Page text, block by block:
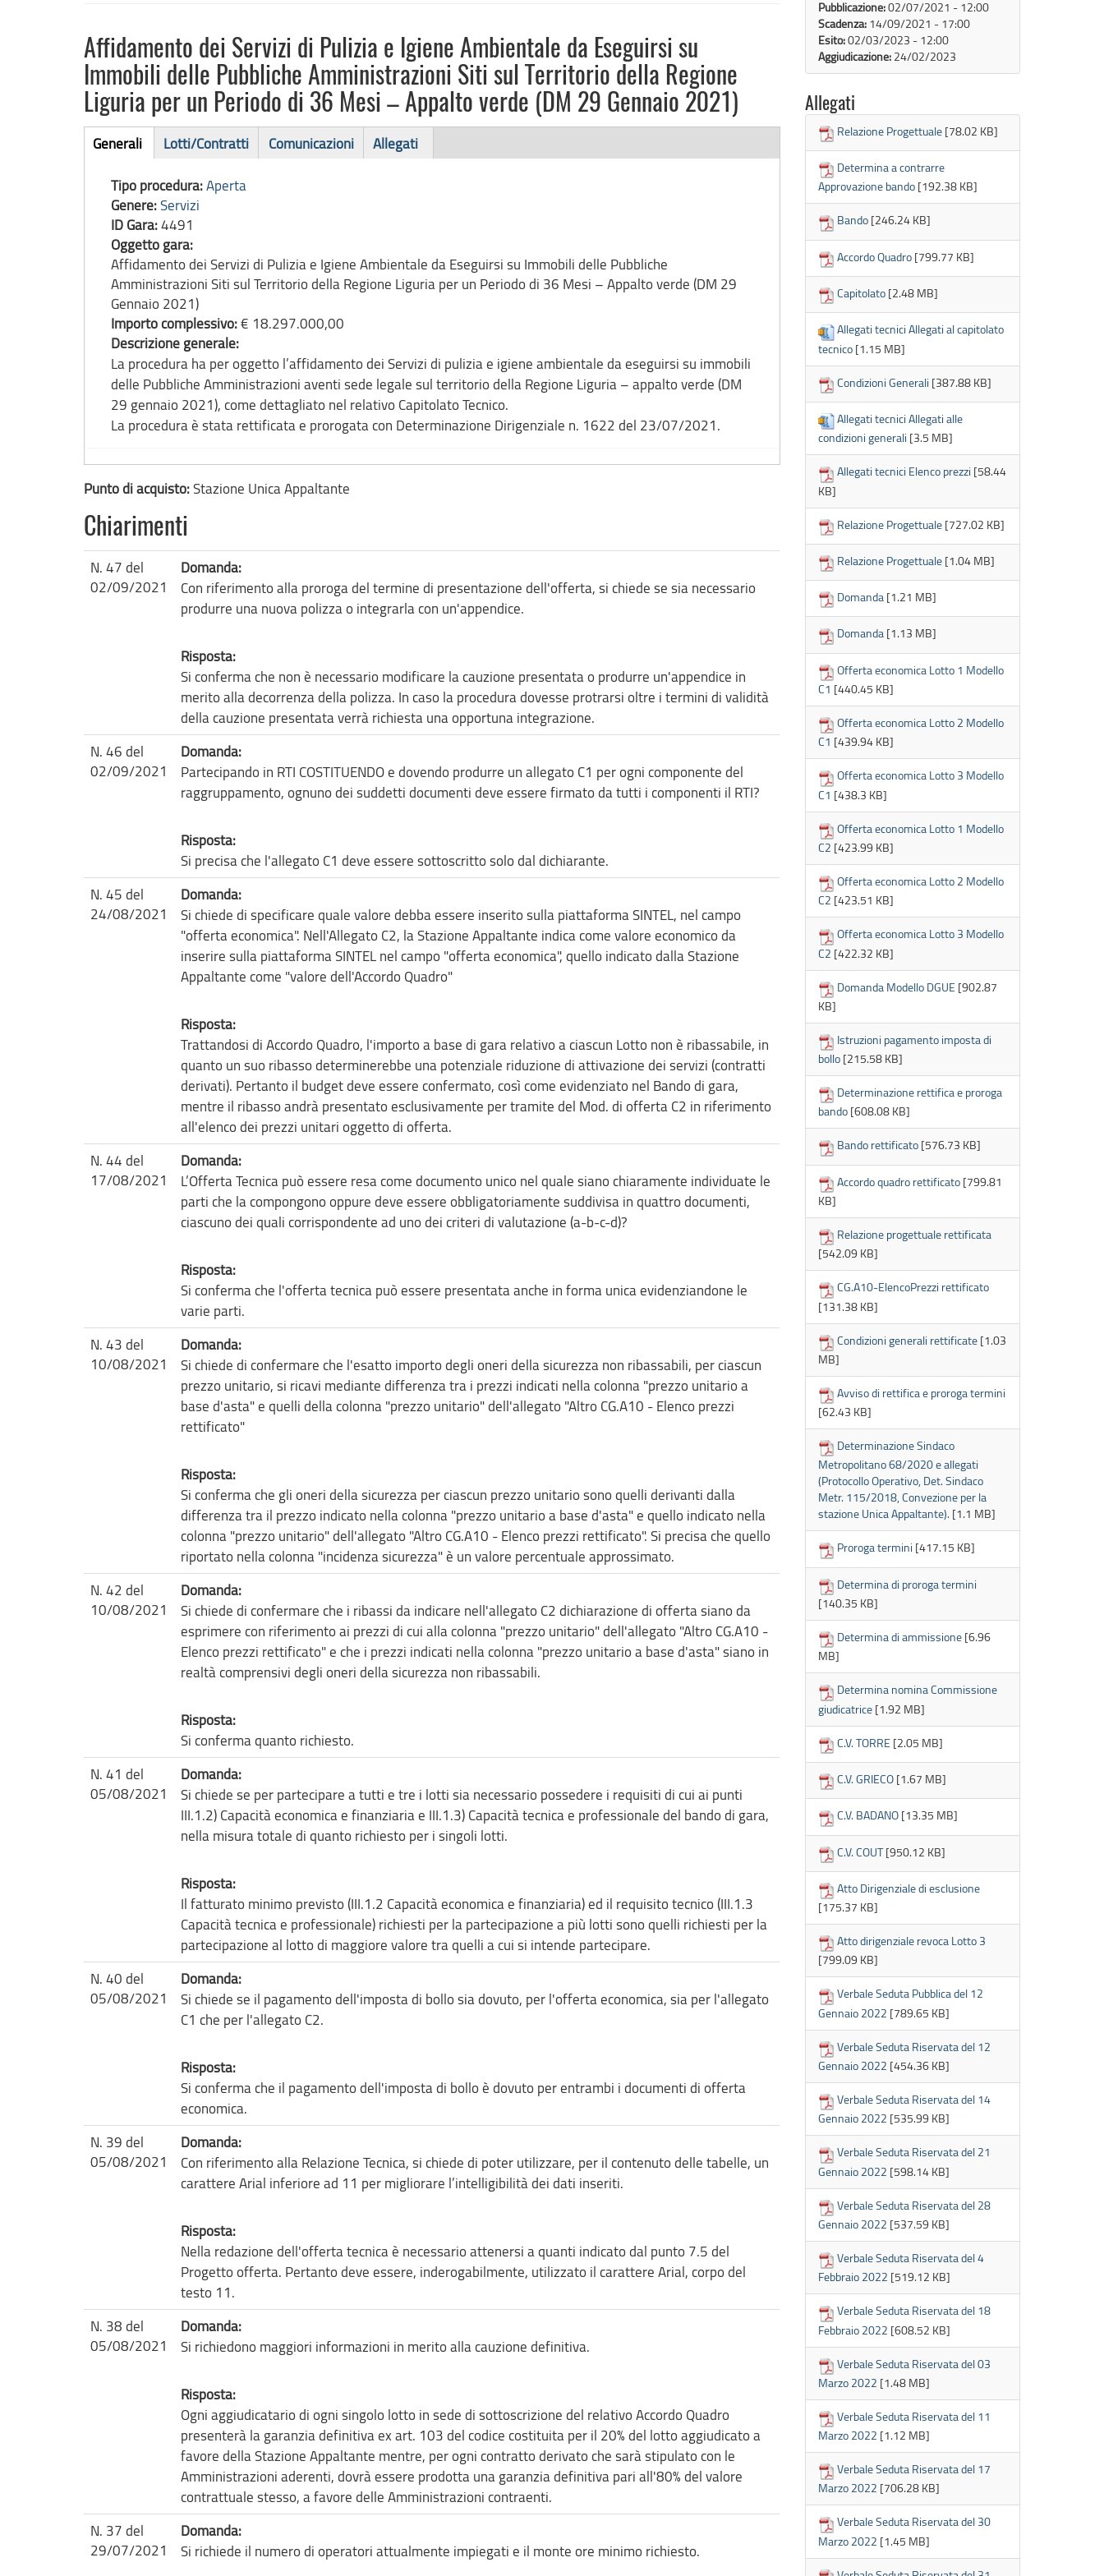
Affidamento dei Servizi di Pulizia e Igiene Ambientale da Eseguirsi su
Immobili delle Pubbliche Amministrazioni Siti sul Territorio della Regione
Liguria per un Periodo di 36 Mesi – Appalto verde (DM 29 Gennaio 2021)
Bando
gara
Generali
attiva)
Lotti/Contratti Comunicazioni Allegati
Tipo procedura:Aperta
Genere:Servizi
ID Gara:4491
Oggetto gara:
Affidamento dei Servizi di Pulizia e Igiene Ambientale da Eseguirsi su Immobili delle Pubbliche
Amministrazioni Siti sul Territorio della Regione Liguria per un Periodo di 36 Mesi – Appalto verde (DM 29
Gennaio 2021)
Importo complessivo:€ 18.297.000,00
Descrizione generale:
La procedura ha per oggetto l’affidamento dei Servizi di pulizia e igiene ambientale da eseguirsi su immobili
delle Pubbliche Amministrazioni aventi sede legale sul territorio della Regione Liguria – appalto verde (DM
29 gennaio 2021), come dettagliato nel relativo Capitolato Tecnico.
La procedura è stata rettificata e prorogata con Determinazione Dirigenziale n. 1622 del 23/07/2021.
Punto di acquisto:Stazione Unica Appaltante
Chiarimenti
N. 47 del
02/09/2021
Domanda:
Con riferimento alla proroga del termine di presentazione dell'offerta, si chiede se sia necessario
produrre una nuova polizza o integrarla con un'appendice.
Risposta:
Si conferma che non è necessario modificare la cauzione presentata o produrre un'appendice in
merito alla decorrenza della polizza. In caso la procedura dovesse protrarsi oltre i termini di validità
della cauzione presentata verrà richiesta una opportuna integrazione.
N. 46 del
02/09/2021
Domanda:
Partecipando in RTI COSTITUENDO e dovendo produrre un allegato C1 per ogni componente del
raggruppamento, ognuno dei suddetti documenti deve essere firmato da tutti i componenti il RTI?
Risposta:
Si precisa che l'allegato C1 deve essere sottoscritto solo dal dichiarante.
N. 45 del
24/08/2021
Domanda:
Si chiede di specificare quale valore debba essere inserito sulla piattaforma SINTEL, nel campo
"offerta economica". Nell'Allegato C2, la Stazione Appaltante indica come valore economico da
inserire sulla piattaforma SINTEL nel campo "offerta economica", quello indicato dalla Stazione
Appaltante come "valore dell'Accordo Quadro"
Risposta:
Trattandosi di Accordo Quadro, l'importo a base di gara relativo a ciascun Lotto non è ribassabile, in
quanto un suo ribasso determinerebbe una potenziale riduzione di attivazione dei servizi (contratti
derivati). Pertanto il budget deve essere confermato, così come evidenziato nel Bando di gara,
mentre il ribasso andrà presentato esclusivamente per tramite del Mod. di offerta C2 in riferimento
all'elenco dei prezzi unitari oggetto di offerta.
N. 44 del
17/08/2021
Domanda:
L’Offerta Tecnica può essere resa come documento unico nel quale siano chiaramente individuate le
parti che la compongono oppure deve essere obbligatoriamente suddivisa in quattro documenti,
ciascuno dei quali corrispondente ad uno dei criteri di valutazione (a-b-c-d)?
Risposta:
Si conferma che l'offerta tecnica può essere presentata anche in forma unica evidenziandone le
varie parti.
N. 43 del
10/08/2021
Domanda:
Si chiede di confermare che l'esatto importo degli oneri della sicurezza non ribassabili, per ciascun
prezzo unitario, si ricavi mediante differenza tra i prezzi indicati nella colonna "prezzo unitario a
base d'asta" e quelli della colonna "prezzo unitario" dell'allegato "Altro CG.A10 - Elenco prezzi
rettificato"
Risposta:
Si conferma che gli oneri della sicurezza per ciascun prezzo unitario sono quelli derivanti dalla
differenza tra il prezzo indicato nella colonna "prezzo unitario a base d'asta" e quello indicato nella
colonna "prezzo unitario" dell'allegato "Altro CG.A10 - Elenco prezzi rettificato". Si precisa che quello
riportato nella colonna "incidenza sicurezza" è un valore percentuale approssimato.
N. 42 del
10/08/2021
Domanda:
Si chiede di confermare che i ribassi da indicare nell'allegato C2 dichiarazione di offerta siano da
esprimere con riferimento ai prezzi di cui alla colonna "prezzo unitario" dell'allegato "Altro CG.A10 -
Elenco prezzi rettificato" e che i prezzi indicati nella colonna "prezzo unitario a base d'asta" siano in
realtà comprensivi degli oneri della sicurezza non ribassabili.
Risposta:
Si conferma quanto richiesto.
N. 41 del
05/08/2021
Domanda:
Si chiede se per partecipare a tutti e tre i lotti sia necessario possedere i requisiti di cui ai punti
III.1.2) Capacità economica e finanziaria e III.1.3) Capacità tecnica e professionale del bando di gara,
nella misura totale di quanto richiesto per i singoli lotti.
Risposta:
Il fatturato minimo previsto (III.1.2 Capacità economica e finanziaria) ed il requisito tecnico (III.1.3
Capacità tecnica e professionale) richiesti per la partecipazione a più lotti sono quelli richiesti per la
partecipazione al lotto di maggiore valore tra quelli a cui si intende partecipare.
N. 40 del
05/08/2021
Domanda:
Si chiede se il pagamento dell'imposta di bollo sia dovuto, per l'offerta economica, sia per l'allegato
C1 che per l'allegato C2.
Risposta:
Si conferma che il pagamento dell'imposta di bollo è dovuto per entrambi i documenti di offerta
economica.
N. 39 del
05/08/2021
Domanda:
Con riferimento alla Relazione Tecnica, si chiede di poter utilizzare, per il contenuto delle tabelle, un
carattere Arial inferiore ad 11 per migliorare l’intelligibilità dei dati inseriti.
Risposta:
Nella redazione dell'offerta tecnica è necessario attenersi a quanti indicato dal punto 7.5 del
Progetto offerta. Pertanto deve essere, inderogabilmente, utilizzato il carattere Arial, corpo del
testo 11.
N. 38 del
05/08/2021
Domanda:
Si richiedono maggiori informazioni in merito alla cauzione definitiva.
Risposta:
Ogni aggiudicatario di ogni singolo lotto in sede di sottoscrizione del relativo Accordo Quadro
presenterà la garanzia definitiva ex art. 103 del codice costituita per il 20% del lotto aggiudicato a
favore della Stazione Appaltante mentre, per ogni contratto derivato che sarà stipulato con le
Amministrazioni aderenti, dovrà essere prodotta una garanzia definitiva pari all'80% del valore
contrattuale stesso, a favore delle Amministrazioni contraenti.
N. 37 del
29/07/2021
Domanda:
Si richiede il numero di operatori attualmente impiegati e il monte ore minimo richiesto.
Pubblicazione:02/07/2021 - 12:00
Scadenza: 14/09/2021 - 17:00
Esito:02/03/2023 - 12:00
Aggiudicazione: 24/02/2023
Allegati
Relazione Progettuale [78.02 KB]
Determina a contrarre
Approvazione bando [192.38 KB]
Bando [246.24 KB]
Accordo Quadro [799.77 KB]
Capitolato [2.48 MB]
Allegati tecnici Allegati al capitolato
tecnico [1.15 MB]
Condizioni Generali [387.88 KB]
Allegati tecnici Allegati alle
condizioni generali [3.5 MB]
Allegati tecnici Elenco prezzi [58.44
KB]
Relazione Progettuale [727.02 KB]
Relazione Progettuale [1.04 MB]
Domanda [1.21 MB]
Domanda [1.13 MB]
Offerta economica Lotto 1 Modello
C1 [440.45 KB]
Offerta economica Lotto 2 Modello
C1 [439.94 KB]
Offerta economica Lotto 3 Modello
C1 [438.3 KB]
Offerta economica Lotto 1 Modello
C2 [423.99 KB]
Offerta economica Lotto 2 Modello
C2 [423.51 KB]
Offerta economica Lotto 3 Modello
C2 [422.32 KB]
Domanda Modello DGUE [902.87
KB]
Istruzioni pagamento imposta di
bollo [215.58 KB]
Determinazione rettifica e proroga
bando [608.08 KB]
Bando rettificato [576.73 KB]
Accordo quadro rettificato [799.81
KB]
Relazione progettuale rettificata
[542.09 KB]
CG.A10-ElencoPrezzi rettificato
[131.38 KB]
Condizioni generali rettificate [1.03
MB]
Avviso di rettifica e proroga termini
[62.43 KB]
Determinazione Sindaco
Metropolitano 68/2020 e allegati
(Protocollo Operativo, Det. Sindaco
Metr. 115/2018, Convezione per la
stazione Unica Appaltante). [1.1 MB]
Proroga termini [417.15 KB]
Determina di proroga termini
[140.35 KB]
Determina di ammissione [6.96
MB]
Determina nomina Commissione
giudicatrice [1.92 MB]
C.V. TORRE [2.05 MB]
C.V. GRIECO [1.67 MB]
C.V. BADANO [13.35 MB]
C.V. COUT [950.12 KB]
Atto Dirigenziale di esclusione
[175.37 KB]
Atto dirigenziale revoca Lotto 3
[799.09 KB]
Verbale Seduta Pubblica del 12
Gennaio 2022 [789.65 KB]
Verbale Seduta Riservata del 12
Gennaio 2022 [454.36 KB]
Verbale Seduta Riservata del 14
Gennaio 2022 [535.99 KB]
Verbale Seduta Riservata del 21
Gennaio 2022 [598.14 KB]
Verbale Seduta Riservata del 28
Gennaio 2022 [537.59 KB]
Verbale Seduta Riservata del 4
Febbraio 2022 [519.12 KB]
Verbale Seduta Riservata del 18
Febbraio 2022 [608.52 KB]
Verbale Seduta Riservata del 03
Marzo 2022 [1.48 MB]
Verbale Seduta Riservata del 11
Marzo 2022 [1.12 MB]
Verbale Seduta Riservata del 17
Marzo 2022 [706.28 KB]
Verbale Seduta Riservata del 30
Marzo 2022 [1.45 MB]